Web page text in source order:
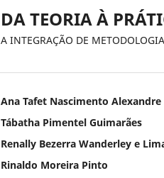
DA TEORIA À
A INTEGRAÇÃO DE
Ana Tafet Nascimento Alexandre
Tábatha Pimentel Guimarães
Renally Bezerra Wanderley e
Rinaldo Moreira Pinto